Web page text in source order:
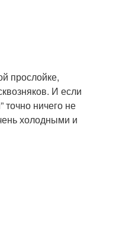
прослойке,
И если
точно ничего не
холодными и